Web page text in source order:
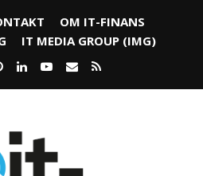
OM IT-FINANS
IT MEDIA GROUP (IMG)